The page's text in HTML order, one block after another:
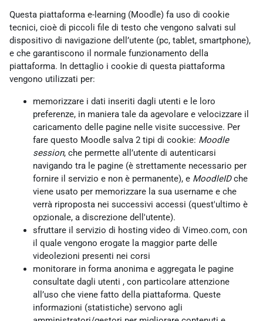
Questa piattaforma e-learning (Moodle) fa uso di cookie
tecnici, cioè di piccoli file di testo che vengono salvati sul
dispositivo di navigazione dell’utente (pc, tablet, smartphone),
e che garantiscono il normale funzionamento della
piattaforma. In dettaglio i cookie di questa piattaforma
vengono utilizzati per:
memorizzare i dati inseriti dagli utenti e le loro
preferenze, in maniera tale da agevolare e velocizzare il
caricamento delle pagine nelle visite successive. Per
fare questo Moodle salva 2 tipi di cookie: Moodle
session, che permette all’utente di autenticarsi
navigando tra le pagine (è strettamente necessario per
fornire il servizio e non è permanente), e MoodleIDche
viene usato per memorizzare la sua username e che
verrà riproposta nei successivi accessi (quest'ultimo è
opzionale, a discrezione dell'utente).
sfruttare il servizio di hosting video di Vimeo.com, con
il quale vengono erogate la maggior parte delle
videolezioni presenti nei corsi
monitorare in forma anonima e aggregata le pagine
consultate dagli utenti , con particolare attenzione
all’uso che viene fatto della piattaforma. Queste
informazioni (statistiche) servono agli